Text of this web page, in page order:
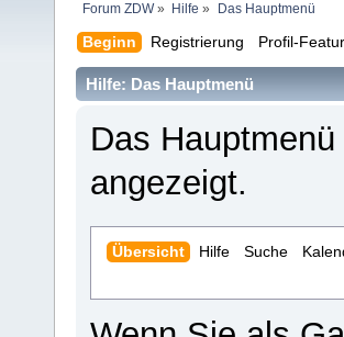
Forum ZDW» Hilfe » Das Hauptmenü
Beginn Registrierung Profil-
Hilfe: Das Hauptmenü
Das
angezeigt.
Übersicht Hilfe Suche